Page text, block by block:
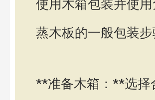
使用木箱包装并使
蒸木板的一般包装步
**准备木箱：**选择